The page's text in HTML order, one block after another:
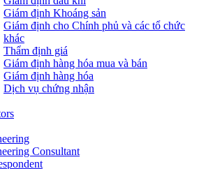
Giám định Khoáng sản
Giám định cho Chính phủ và các tổ chức
khác
Thẩm định giá
Giám định hàng hóa mua và bán
Giám định hàng hóa
Dịch vụ chứng nhận
Consultant